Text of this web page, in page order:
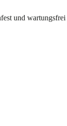
und wartungsfrei